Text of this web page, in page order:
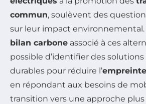
commun, soulèvent des
sur leur impact environnemental.
bilan carbone associé à ces
possible d’identifier des
durables pour réduire l’
en répondant aux besoins de
transition vers une approche plus